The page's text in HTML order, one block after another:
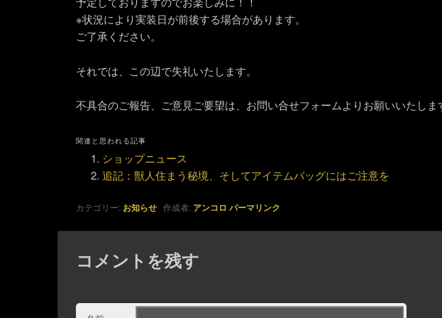
※状況により実装日が前後する場合があります。
ご了承ください。
それでは、この辺で失礼いたします。
不具合のご報告、ご意見ご要望は、お問い合せフォームよりお願いいたしま
関連と思われる記事
ショップニュース
追記：獣人住まう秘境、そしてアイテムバッグにはご注意を
カテゴリー: お知らせ作成者: アンコロ パーマリンク
コメントを残す